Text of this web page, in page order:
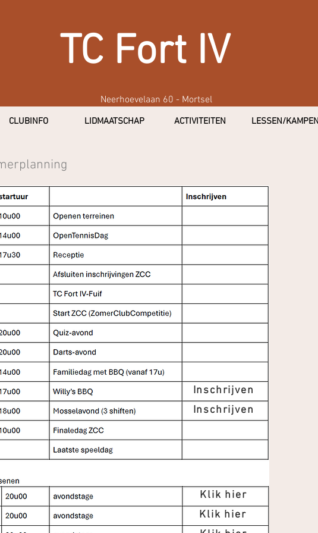
TC Fort IV
Neerhoevelaan 60 - Mortsel
CLUBINFO LIDMAATSCHAP ACTIVITEITEN LESSEN/KAMPEN
Klik hier
Klik hier
Inschrijven
Inschrijven